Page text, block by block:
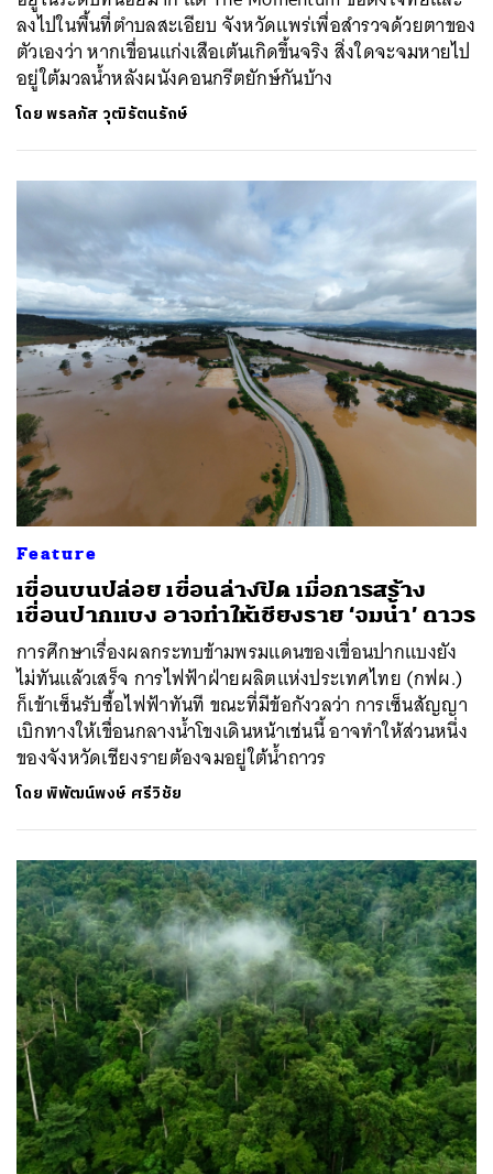
ลงไปในพื้นที่ตำบลสะเอียบ จังหวัดแพร่เพื่อสำรวจด้วยตาของ
ตัวเองว่า หากเขื่อนแก่งเสือเต้นเกิดขึ้นจริง สิ่งใดจะจมหายไป
อยู่ใต้มวลน้ำหลังผนังคอนกรีตยักษ์กันบ้าง
โดยพรลภัส วุฒิรัตนรักษ์
Feature
เขื่อนบนปล่อย เขื่อนล่างปิด เมื่อการสร้าง
เขื่อนปากแบง อาจทำให้เชียงราย ‘จมน้ำ’ ถาวร
การศึกษาเรื่องผลกระทบข้ามพรมแดนของเขื่อนปากแบงยัง
ไม่ทันแล้วเสร็จ การไฟฟ้าฝ่ายผลิตแห่งประเทศไทย (กฟผ.)
ก็เข้าเซ็นรับซื้อไฟฟ้าทันที ขณะที่มีข้อกังวลว่า การเซ็นสัญญา
เบิกทางให้เขื่อนกลางน้ำโขงเดินหน้าเช่นนี้ อาจทำให้ส่วนหนึ่ง
ของจังหวัดเชียงรายต้องจมอยู่ใต้น้ำถาวร
โดยพิพัฒน์พงษ์ ศรีวิชัย